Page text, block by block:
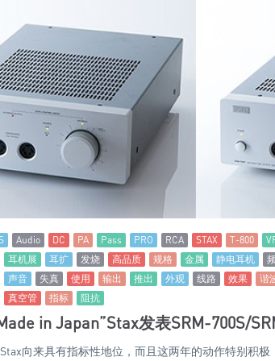
Audio DC PA Pass PRO RCA STAX T-800
耳机展 耳扩 发烧 高品质 规格 金属 静电耳机
声音 失真 使用 输出 推出 外观 线路 效果 谐
真空管 指标 阻抗
in Japan”Stax发表SRM-700S/
向来具有指标性地位，而且这两年的动作特别积